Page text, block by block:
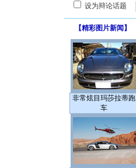
设为辩论话题
【精彩图片新闻 】
非常炫目玛莎拉蒂跑
车